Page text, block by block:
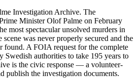
Investigation Archive. The
Minister Olof Palme on February
most spectacular unsolved murders in
was never properly secured and the
found. A FOIA request for the complete
Swedish authorities to take 195 years to
is the civic response — a volunteer-
publish the investigation documents.